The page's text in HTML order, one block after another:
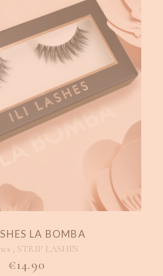
LA BOMBA
, STRIP LASHES
€14.90